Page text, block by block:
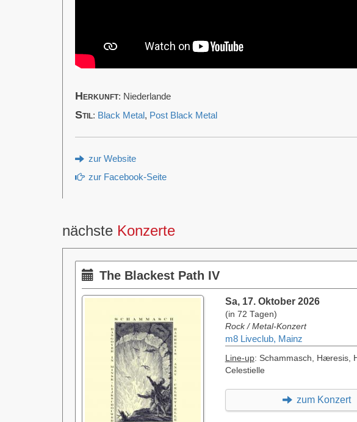
Herkunft: Niederlande
Stil: Black Metal, Post Black Metal
zur Website
zur Facebook-Seite
nächste Konzerte
The Blackest Path IV
Sa, 17. Oktober 2026
(in 72 Tagen)
Rock / Metal-Konzert
m8 Liveclub, Mainz
Line-up: Schammasch, Hæresis,
Celestielle
zum Konzert